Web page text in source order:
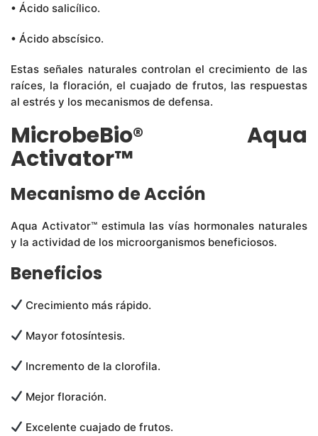
• Ácido salicílico.
• Ácido abscísico.
Estas señales naturales controlan el crecimiento de las
raíces, la floración, el cuajado de frutos, las respuestas
al estrés y los mecanismos de defensa.
MicrobeBio® Aqua
Activator™
Mecanismo de Acción
Aqua Activator™ estimula las vías hormonales naturales
y la actividad de los microorganismos beneficiosos.
Beneficios
Crecimiento más rápido.
Mayor fotosíntesis.
Incremento de la clorofila.
Mejor floración.
Excelente cuajado de frutos.